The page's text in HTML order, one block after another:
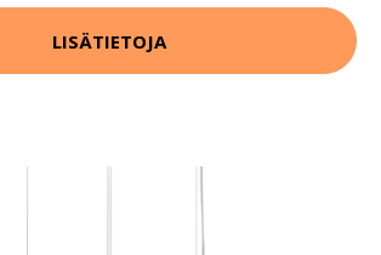
LISÄTIETOJA